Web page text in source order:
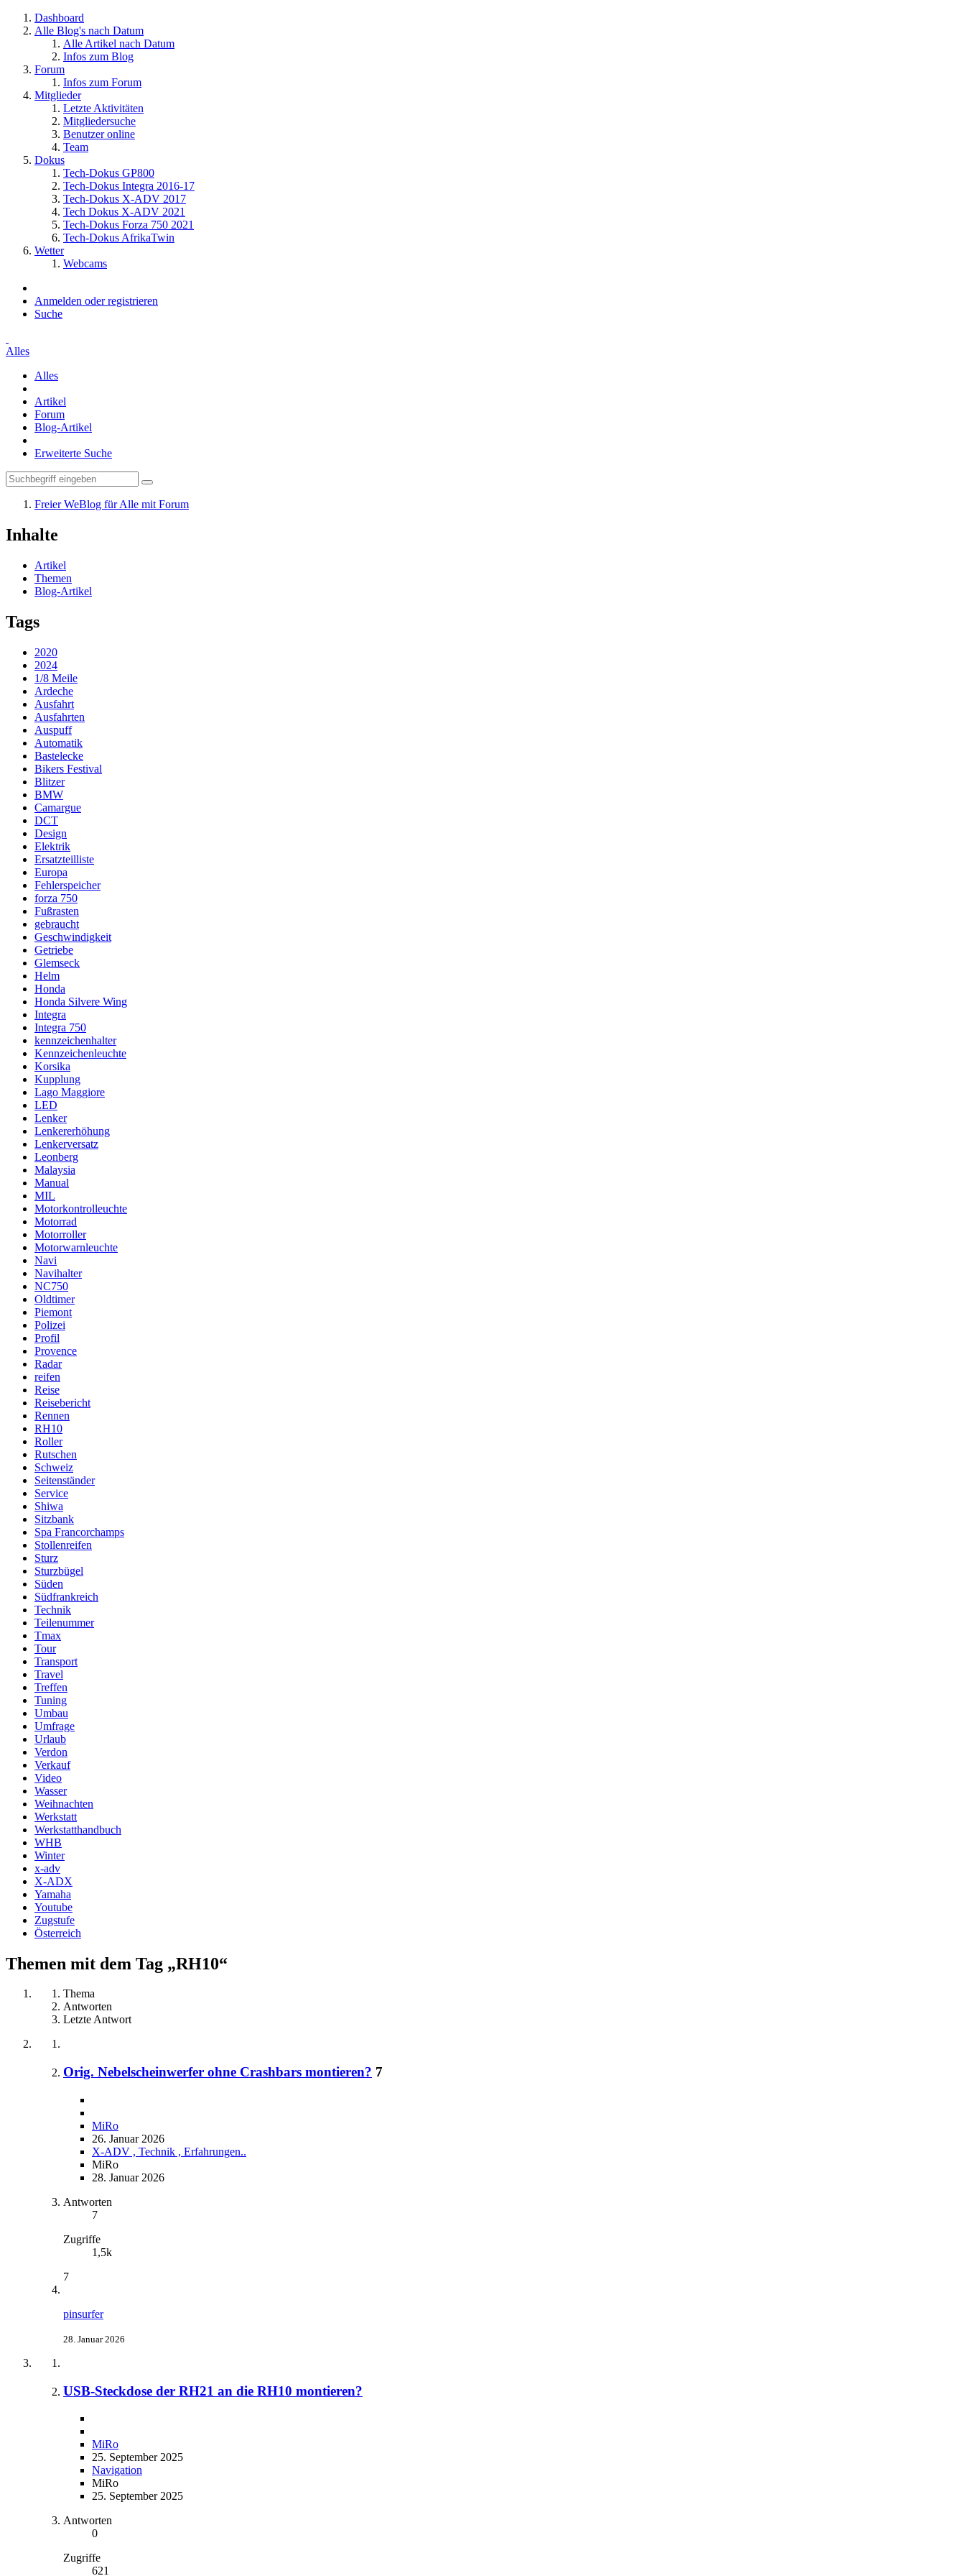
Dashboard
Alle Blog's nach Datum
Alle Artikel nach Datum
Infos zum Blog
Forum
Infos zum Forum
Mitglieder
Letzte Aktivitäten
Mitgliedersuche
Benutzer online
Team
Dokus
Tech-Dokus GP800
Tech-Dokus Integra 2016-17
Tech-Dokus X-ADV 2017
Tech Dokus X-ADV 2021
Tech-Dokus Forza 750 2021
Tech-Dokus AfrikaTwin
Wetter
Webcams
Anmelden oder registrieren
Suche
Alles
Alles
Artikel
Forum
Blog-Artikel
Erweiterte Suche
Freier WeBlog für Alle mit Forum
Inhalte
Artikel
Themen
Blog-Artikel
Tags
2020
2024
1/8 Meile
Ardeche
Ausfahrt
Ausfahrten
Auspuff
Automatik
Bastelecke
Bikers Festival
Blitzer
BMW
Camargue
DCT
Design
Elektrik
Ersatzteilliste
Europa
Fehlerspeicher
forza 750
Fußrasten
gebraucht
Geschwindigkeit
Getriebe
Glemseck
Helm
Honda
Honda Silvere Wing
Integra
Integra 750
kennzeichenhalter
Kennzeichenleuchte
Korsika
Kupplung
Lago Maggiore
LED
Lenker
Lenkererhöhung
Lenkerversatz
Leonberg
Malaysia
Manual
MIL
Motorkontrolleuchte
Motorrad
Motorroller
Motorwarnleuchte
Navi
Navihalter
NC750
Oldtimer
Piemont
Polizei
Profil
Provence
Radar
reifen
Reise
Reisebericht
Rennen
RH10
Roller
Rutschen
Schweiz
Seitenständer
Service
Shiwa
Sitzbank
Spa Francorchamps
Stollenreifen
Sturz
Sturzbügel
Süden
Südfrankreich
Technik
Teilenummer
Tmax
Tour
Transport
Travel
Treffen
Tuning
Umbau
Umfrage
Urlaub
Verdon
Verkauf
Video
Wasser
Weihnachten
Werkstatt
Werkstatthandbuch
WHB
Winter
x-adv
X-ADX
Yamaha
Youtube
Zugstufe
Österreich
Themen mit dem Tag „RH10“
Thema
Antworten
Letzte Antwort
Orig. Nebelscheinwerfer ohne Crashbars montieren? 7
MiRo
26. Januar 2026
X-ADV , Technik , Erfahrungen..
MiRo
28. Januar 2026
Antworten
7
Zugriffe
1,5k
7
pinsurfer
28. Januar 2026
USB-Steckdose der RH21 an die RH10 montieren?
MiRo
25. September 2025
Navigation
MiRo
25. September 2025
Antworten
0
Zugriffe
621